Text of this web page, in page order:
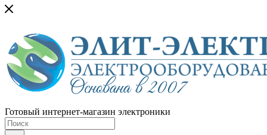
Готовый интернет-магазин электроники